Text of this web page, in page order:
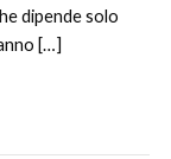
dipende solo
[…]